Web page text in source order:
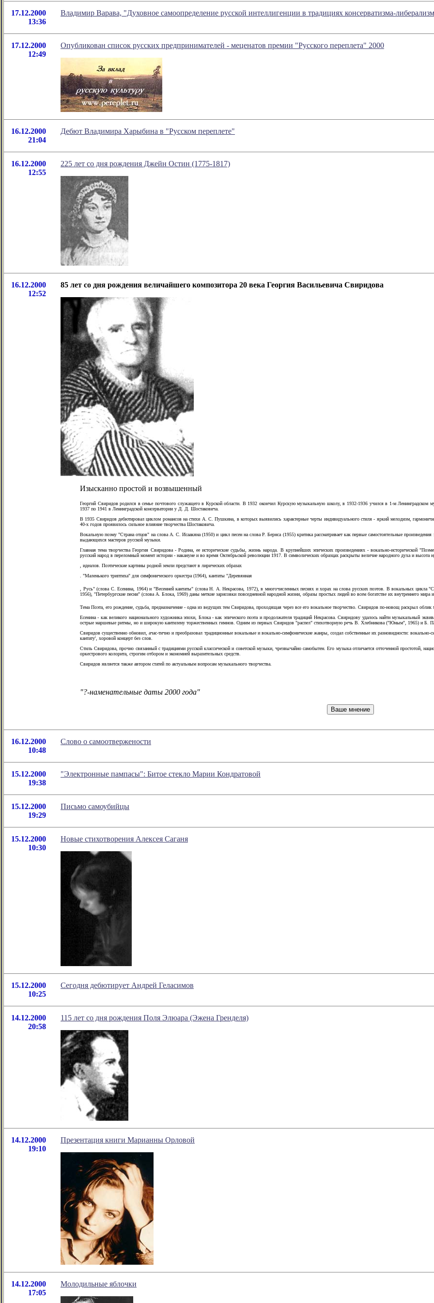
17.12.2000
13:36
Владимир Варава, "Духовное самоопределение русской интеллигенции в традициях консерватизма-
17.12.2000
12:49
Опубликован список русских предпринимателей - меценатов премии "Русского переплета" 2000
16.12.2000
21:04
Дебют Владимира Харыбина в "Русском переплете"
16.12.2000
12:55
225 лет со дня рождения Джейн Остин (1775-1817)
16.12.2000
12:52
85 лет со дня рождения величайшего композитора 20 века Георгия Васильевича Свиридова
Изысканно простой и возвышенный
Георгий Свиридов родился в семье почтового служащего в Курской области. В 1932 окончил Курскую музыкальную школу, в 1932-1936 учился в 1-м Ленинградском
1937 по 1941 в Ленинградской консерватории у Д. Д. Шостаковича.
В 1935 Свиридов дебютировал циклом романсов на стихи А. С. Пушкина, в которых выявились характерные черты индивидуального стиля - яркий мелодизм,
40-х годов проявилось сильное влияние творчества Шостаковича.
Вокальную поэму "Страна отцов" на слова А. С. Исаакяна (1950) и цикл песен на слова Р. Бернса (1955) критика рассматривает как первые самостоятельные
выдающихся мастеров русской музыки.
Главная тема творчества Георгия Свиридова - Родина, ее исторические судьбы, жизнь народа. В крупнейших эпических произведениях - вокально-исторической
русский народ в переломный момент истории - накануне и во время Октябрьской революции 1917. В символических образцах раскрыты величие народного духа и высота
, идеалов. Поэтические картины родной земли предстают в лирических образах
. "Маленького триптиха" для симфонического оркестра (1964), кантаты "Деревянная
, Русь" (слова С. Есенина, 1964) и "Весенней кантаты" (слова Н. А. Некрасова, 1972), в многочисленных песнях и хорах на слова русских поэтов. В вокальных цикла
1956), "Петербургские песни" (слова А. Блока, 1969) даны меткие зарисовки повседневной народной жизни, образы простых людей во всем богатстве их внутреннего мира
Тема Поэта, его рождение, судьба, предназначение - одна из ведущих тем Свиридова, проходящая через все его вокальное творчество. Свиридов по-новощ раскрыл облик
Есенина - как великого национального художника эпохи, Блока - как эпического поэта и продолжателя традиций Некрасова. Свиридову удалось найти музыкальный
острые маршевые ритмы, но и широкую кантилену торжественных гимнов. Одним из первых Свиридов "распел" стихотворную речь В. Хлебникова ("Юным", 1965) и Б.
Свиридов существенно обновил, ачас-тично и преобразовал традиционные вокальные и вокально-симфонические жанры, создал собственные их разновидности:
кантату', хоровой концерт без слов.
Стиль Свиридова, прочно связанный с традициями русской классической и советской музыки, чрезвычайно самобытен. Его музыка отличается отточенной простотой,
оркестрового колорита, строгим отбором и экономией выразительных средств.
Свиридов является также автором статей по актуальным вопросам музыкального творчества.
"?-наменательные даты 2000 года"
16.12.2000
10:48
Слово о самоотвержености
15.12.2000
19:38
"Электронные пампасы": Битое стекло Марии Кондратовой
15.12.2000
19:29
Письмо самоубийцы
15.12.2000
10:30
Новые стихотворения Алексея Саганя
15.12.2000
10:25
Сегодня дебютирует Андрей Геласимов
14.12.2000
20:58
115 лет со дня рождения Поля Элюара (Эжена Гренделя)
14.12.2000
19:10
Презентация книги Марианны Орловой
14.12.2000
17:05
Молодильные яблочки